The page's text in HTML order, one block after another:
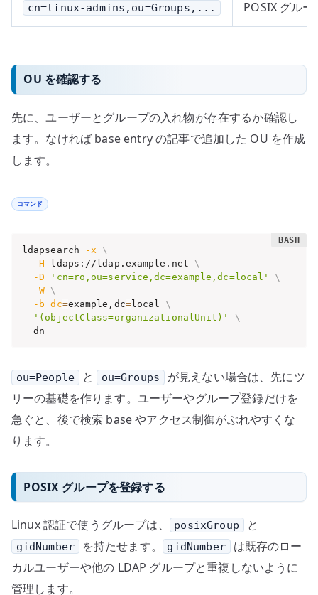
cn=linux-admins,ou=Groups,... POSIX グル
OU を確認する
先に、ユーザーとグループの入れ物が存在するか確認し
ます。なければ base entry の記事で追加した OU を作成
します。
コマンド
ldapsearch -x
\
-H ldaps://ldap.example.net \
-D
'cn=ro,ou=service,dc=example,dc=local'
\
-W \
-b
dc=example,dc=local \
'(objectClass=organizationalUnit)'
\
  dn
ou=People と ou=Groups
が見えない場合は、先にツ
リーの基礎を作ります。ユーザーやグループ登録だけを
急ぐと、後で検索 base やアクセス制御がぶれやすくな
ります。
POSIX グループを登録する
Linux 認証で使うグループは、 posixGroup と
gidNumber を持たせます。 gidNumber
は既存のロー
カルユーザーや他の LDAP グループと重複しないように
管理します。